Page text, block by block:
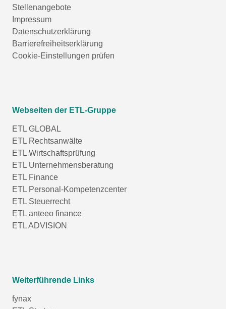
Stellenangebote
Impressum
Datenschutzerklärung
Barrierefreiheitserklärung
Cookie-Einstellungen prüfen
Webseiten der ETL-Gruppe
ETL GLOBAL
ETL Rechtsanwälte
ETL Wirtschaftsprüfung
ETL Unternehmensberatung
ETL Finance
ETL Personal-Kompetenzcenter
ETL Steuerrecht
ETL anteeo finance
ETL ADVISION
Weiterführende Links
fynax